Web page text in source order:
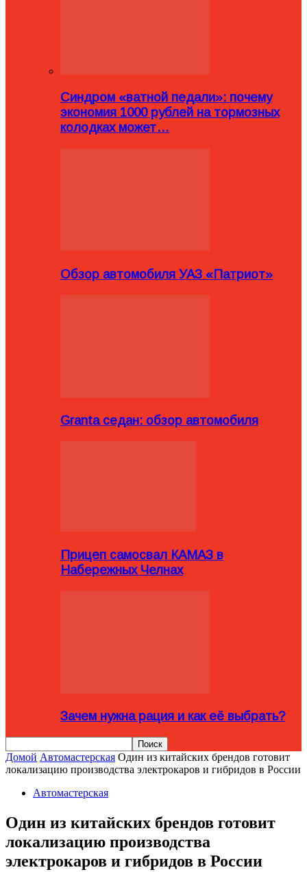
Синдром «ватной педали»: почему
экономия 1000 рублей на тормозных
колодках может…
Обзор автомобиля УАЗ «Патриот»
Granta седан: обзор автомобиля
Прицеп самосвал КАМАЗ в
Набережных Челнах
Зачем нужна рация и как её выбрать?
Домой Автомастерская Один из китайских брендов готовит
локализацию производства электрокаров и гибридов в России
Автомастерская
Один из китайских брендов готовит
локализацию производства
электрокаров и гибридов в России